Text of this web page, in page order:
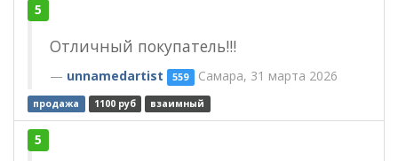
5
Отличный покупатель!!!
unnamedartist 559 Самара, 31 марта 2026
продажа 1100 руб взаимный
5